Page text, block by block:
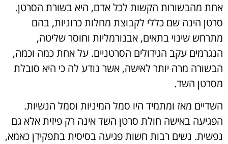
אחת מהבשורות הקשות לכל אדם, היא בשורת הסרטן.
סרטן הינה שם כללי לקבוצת מחלות כרוניות, בהם
מתרחש שינוי בתאים, אבנורמליות וחוסר שליטה,
הנגרמים עקב הגידולים הסרטניים. על אחת כמה וכמה,
הבשורה מרה יותר לאישה, אשר נודע לה כי היא סובלת
מסרטן השד.
השדיים מאז ומתמיד היו סמל המיניות וסמל הנשיות.
הפגיעה באישה חולת סרטן השד אינה רק פיזית אלא גם
נפשית. נשים רבות חשות פגיעה בסיסית בתפקידן כאמא,